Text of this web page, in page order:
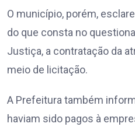
O município, porém,
do que consta no
Justiça, a contratação da
meio de licitação.
A Prefeitura também
haviam sido pagos à